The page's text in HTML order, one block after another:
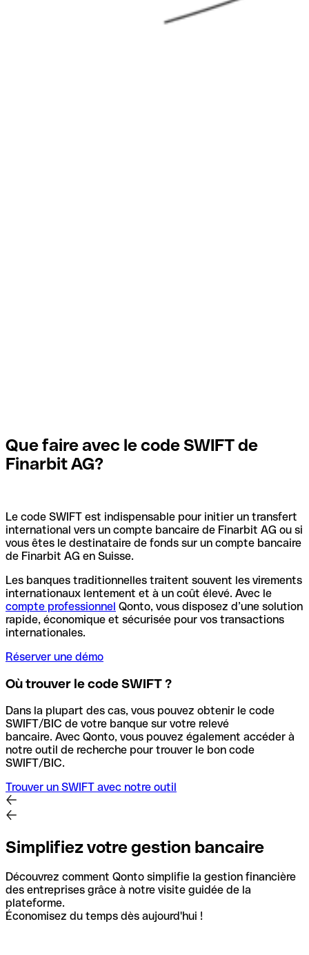
Que faire avec le code SWIFT de
Finarbit AG?
Le code SWIFT est indispensable pour initier un transfert
international vers un compte bancaire de Finarbit AG ou si
vous êtes le destinataire de fonds sur un compte bancaire
de Finarbit AG en Suisse.
Les banques traditionnelles traitent souvent les virements
internationaux lentement et à un coût élevé. Avec le
compte professionnel Qonto, vous disposez d’une solution
rapide, économique et sécurisée pour vos transactions
internationales.
Réserver une démo
Où trouver le code SWIFT ?
Dans la plupart des cas, vous pouvez obtenir le code
SWIFT/BIC de votre banque sur votre relevé
bancaire. Avec Qonto, vous pouvez également accéder à
notre outil de recherche pour trouver le bon code
SWIFT/BIC.
Trouver un SWIFT avec notre outil
Simplifiez votre gestion bancaire
Découvrez comment Qonto simplifie la gestion financière
des entreprises grâce à notre visite guidée de la
plateforme.
Économisez du temps dès aujourd'hui !